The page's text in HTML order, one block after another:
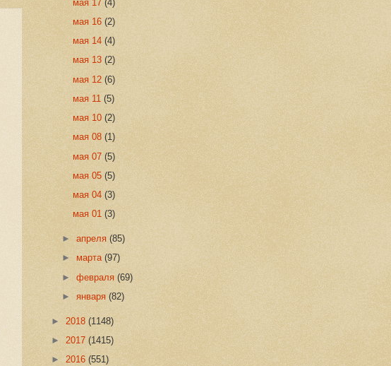
мая 17 (4)
мая 16 (2)
мая 14 (4)
мая 13 (2)
мая 12 (6)
мая 11 (5)
мая 10 (2)
мая 08 (1)
мая 07 (5)
мая 05 (5)
мая 04 (3)
мая 01 (3)
►апреля(85)
►марта(97)
►февраля(69)
►января(82)
► 2018 (1148)
► 2017 (1415)
► 2016 (551)